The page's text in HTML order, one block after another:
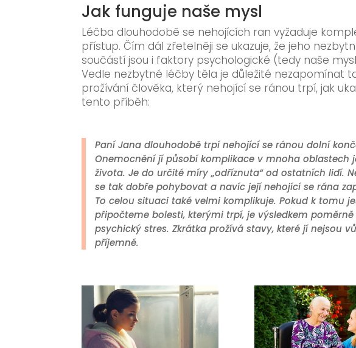
Jak funguje naše mysl
Léčba dlouhodobě se nehojících ran vyžaduje
přístup. Čím dál zřetelněji se ukazuje, že jeho
součástí jsou i faktory psychologické (tedy naše
Vedle nezbytné léčby těla je důležité nezapomínat
prožívání člověka, který nehojící se ránou trpí, jak
tento příběh:
Paní Jana dlouhodobě trpí nehojící se ránou dolní
Onemocnění jí působí komplikace v mnoha oblastech
života. Je do určité míry „odříznuta“ od ostatních lidí.
se tak dobře pohybovat a navíc její nehojící se rána
To celou situaci také velmi komplikuje. Pokud k tomu
připočteme bolesti, kterými trpí, je výsledkem poměrně
psychický stres. Zkrátka prožívá stavy, které jí nejsou
příjemné.